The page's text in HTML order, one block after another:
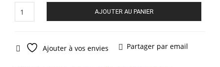
de
AJOUTER AU PANIER
Ajouter à vos envies Partager par email